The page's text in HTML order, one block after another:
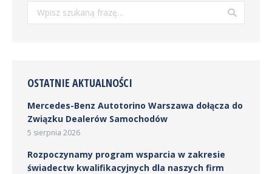
Szukaj:
OSTATNIE AKTUALNOŚCI
Mercedes-Benz Autotorino Warszawa dołącza do
Związku Dealerów Samochodów
5 sierpnia 2026
Rozpoczynamy program wsparcia w zakresie
świadectw kwalifikacyjnych dla naszych firm